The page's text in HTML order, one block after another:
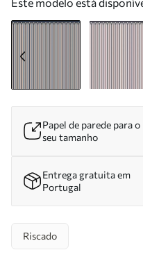
Papel de parede para o
seu tamanho
Entrega gratuita em
Portugal
Riscado